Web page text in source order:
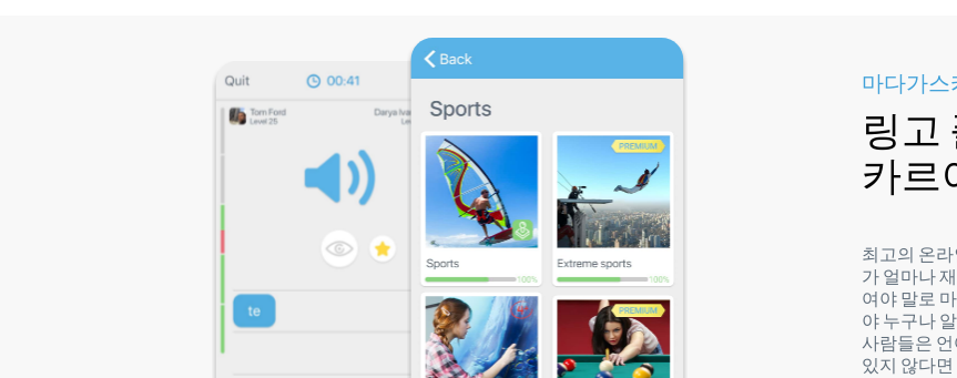
마다가스
링고
카르
최고의 온
가 얼마나
여야 말로
야 누구나
사람들은
있지 않다